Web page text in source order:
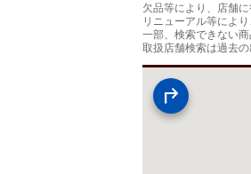
欠品等により、店舗
リニューアル等によ
一部、検索できない
取扱店舗検索は過去